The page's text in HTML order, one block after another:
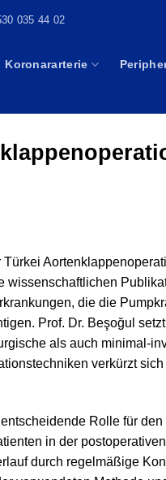
035 44 02
Koronararterie
die die
Prof. Dr. Beşoğul
als auch minimal-
verkürzt
Rolle für
in der
durch regelmäßige